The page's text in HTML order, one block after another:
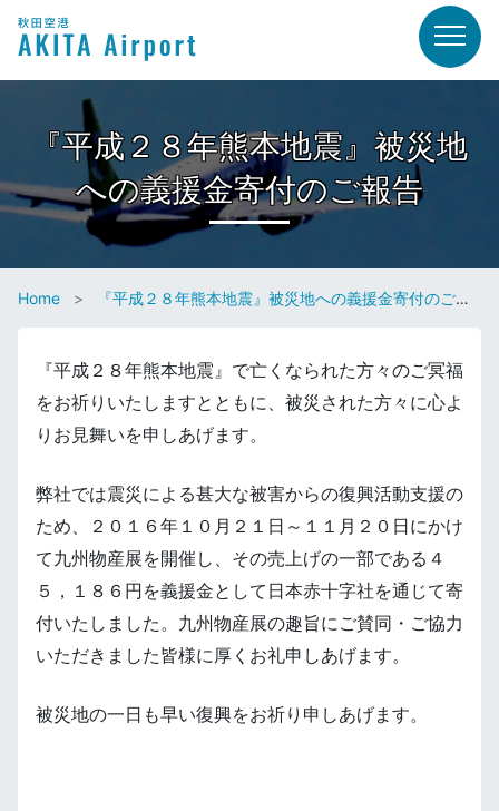
『平成２８年熊本地震』被災地
への義援金寄付のご報告
Home 『平成２８年熊本地震』被災地への義援金寄付のご報告
『平成２８年熊本地震』で亡くなられた方々のご冥福
をお祈りいたしますとともに、被災された方々に心よ
りお見舞いを申しあげます。
弊社では震災による甚大な被害からの復興活動支援の
ため、２０１６年１０月２１日～１１月２０日にかけ
て九州物産展を開催し、その売上げの一部である４
５，１８６円を義援金として日本赤十字社を通じて寄
付いたしました。九州物産展の趣旨にご賛同・ご協力
いただきました皆様に厚くお礼申しあげます。
被災地の一日も早い復興をお祈り申しあげます。